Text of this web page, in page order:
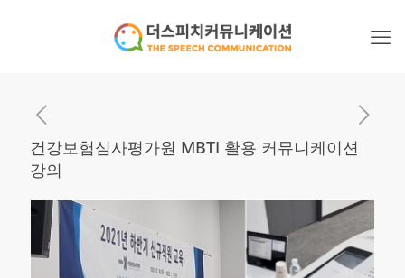
건강보험심사평가원 MBTI 활용 커뮤니케이션
강의